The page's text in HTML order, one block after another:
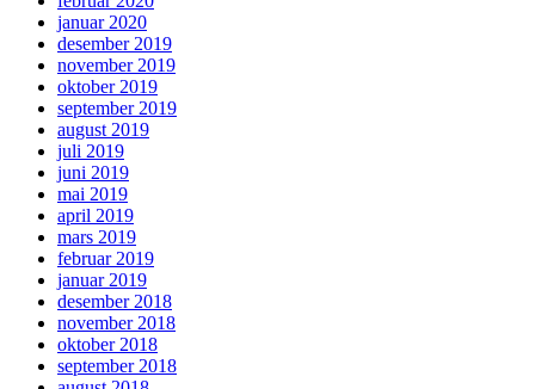
januar 2020
desember 2019
november 2019
oktober 2019
september 2019
august 2019
juli 2019
juni 2019
mai 2019
april 2019
mars 2019
februar 2019
januar 2019
desember 2018
november 2018
oktober 2018
september 2018